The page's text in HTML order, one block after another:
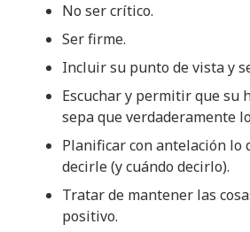
No ser crítico.
Ser firme.
Incluir su punto de vista y
Escuchar y permitir que su
sepa que verdaderamente
Planificar con antelación lo
decirle (y cuándo decirlo).
Tratar de mantener las
positivo.